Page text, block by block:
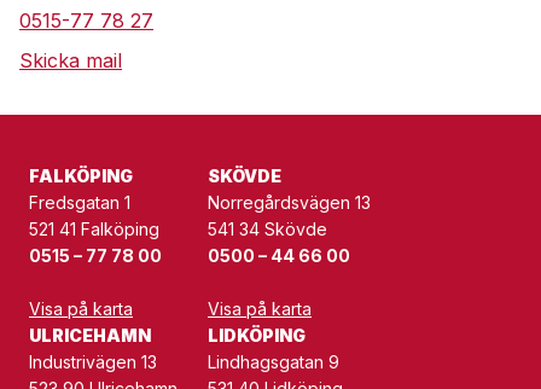
0515-77 78 27
Skicka mail
FALKÖPING
Fredsgatan 1
521 41 Falköping
0515 – 77 78 00
Visa på karta
SKÖVDE
Norregårdsvägen 13
541 34 Skövde
0500 – 44 66 00
Visa på karta
ULRICEHAMN
Industrivägen 13
LIDKÖPING
Lindhagsgatan 9